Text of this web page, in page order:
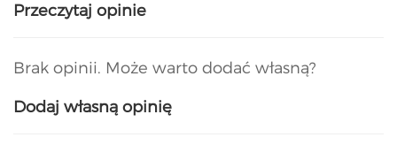
Przeczytaj opinie
Brak opinii. Może warto dodać własną?
Dodaj własną opinię